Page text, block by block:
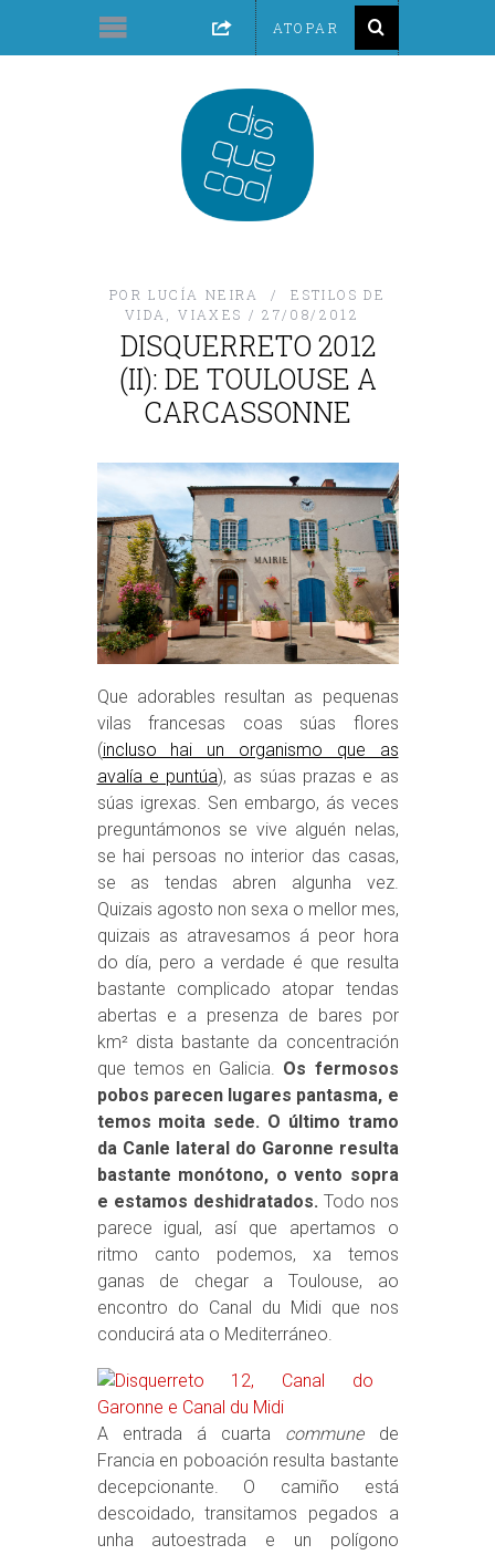
POR LUCÍA NEIRA
ESTILOS DE
VIDA
,VIAXES 27/08/2012
DISQUERRETO 2012
(II): DE TOULOUSE A
CARCASSONNE
Que adorables resultan as pequenas
vilas francesas coas súas flores
(incluso hai un organismo que as
avalía e puntúa), as súas prazas e as
súas igrexas. Sen embargo, ás veces
preguntámonos se vive alguén nelas,
se hai persoas no interior das casas,
se as tendas abren algunha vez.
Quizais agosto non sexa o mellor mes,
quizais as atravesamos á peor hora
do día, pero a verdade é que resulta
bastante complicado atopar tendas
abertas e a presenza de bares por
km² dista bastante da concentración
que temos en Galicia. Os fermosos
pobos parecen lugares pantasma, e
temos moita sede. O último tramo
da Canle lateral do Garonne resulta
bastante monótono, o vento sopra
e estamos deshidratados. Todo nos
parece igual, así que apertamos o
ritmo canto podemos, xa temos
ganas de chegar a Toulouse, ao
encontro do Canal du Midi que nos
conducirá ata o Mediterráneo.
A entrada á cuarta communede
Francia en poboación resulta bastante
decepcionante. O camiño está
descoidado, transitamos pegados a
unha autoestrada e un polígono